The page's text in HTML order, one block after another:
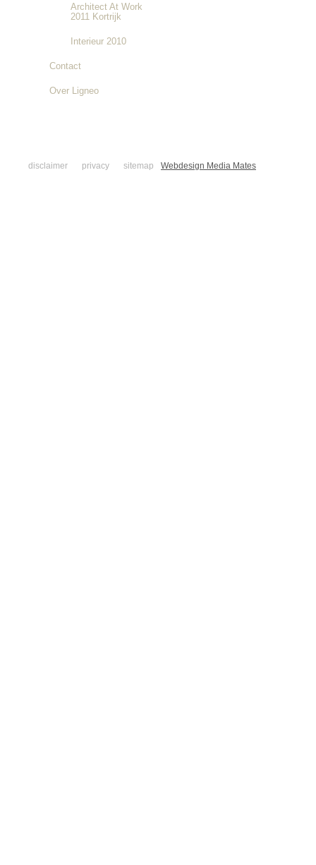
Architect At Work
2011 Kortrijk
Interieur 2010
Contact
Over Ligneo
disclaimer privacy sitemap Webdesign Media Mates